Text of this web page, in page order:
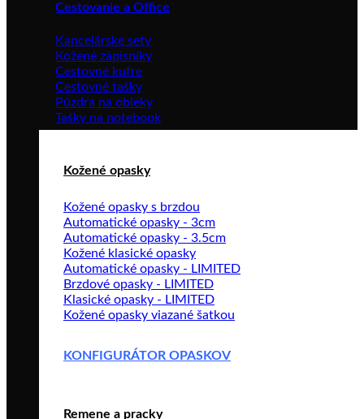
Cestovanie a Office
Kancelárske sety
Kožené zápisníky
Cestovné kufre
Cestovné tašky
Púzdra na obleky
Tašky na notebook
Kožené opasky
Kožené opasky s brzdou
Automatické opasky - 3cm
Automatické opasky - 3.5cm
Kožené klasické opasky
Automatické opasky - LIMITED
Brzdové opasky - LIMITED
Klasické opasky - LIMITED
Kožené opasky viazané šatkou
KONFIGURÁTOR OPASKOV
Remene a pracky